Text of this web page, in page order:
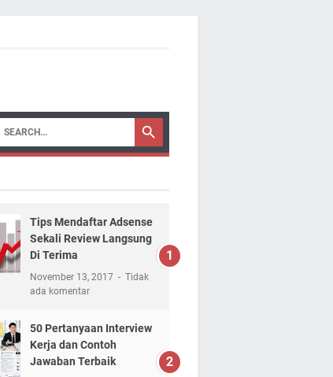
Tips Mendaftar Adsense
Sekali Review Langsung
Di Terima
November 13, 2017
Tidak
ada komentar
50 Pertanyaan Interview
Kerja dan Contoh
Jawaban Terbaik